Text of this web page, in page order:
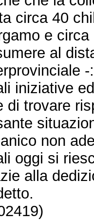
circa 40
e
al
-:
iniziative
di trovare
non
oggi si
alla